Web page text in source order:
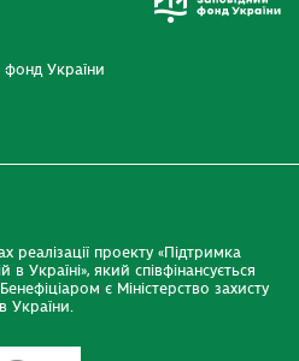
України
проекту «Підтримка
Україні», який співфінансується
є Міністерство захисту
України.